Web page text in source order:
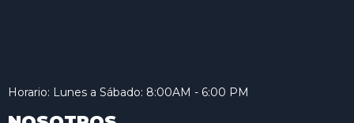
Horario: Lunes a Sábado: 8:00AM - 6:00 PM